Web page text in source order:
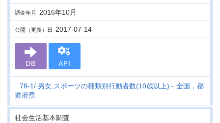
調査年月 2016年10月
公開（更新）日 2017-07-14
DB API
78-1 男女,スポーツの種類別行動者数(10歳以上)－全国，都
道府県
社会生活基本調査